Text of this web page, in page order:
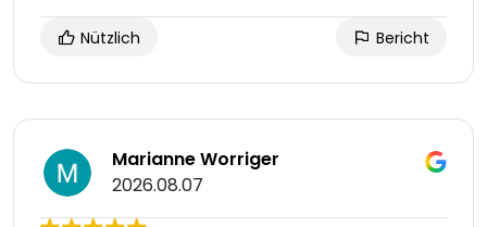
Nützlich Bericht
Marianne Worriger
2026.08.07